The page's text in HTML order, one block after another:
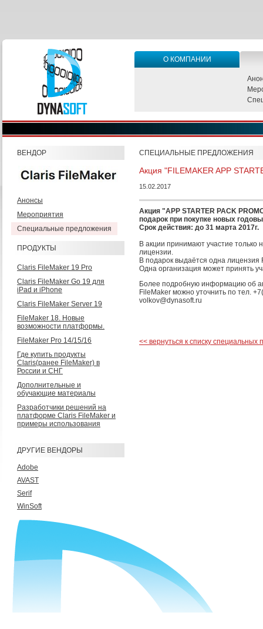
О КОМПАНИИ
ВЕНДОР
Анонсы
Мероприятия
Специальные предложения
ПРОДУКТЫ
Claris FileMaker 19 Pro
Claris FileMaker Go 19 для
iPad и iPhone
Claris FileMaker Server 19
FileMaker 18. Новые
возможности платформы.
FileMaker Pro 14/15/16
Где купить продукты
Claris(ранее FileMaker) в
России и СНГ
Дополнительные и
обучающие материалы
Разработчики решений на
платформе Claris FileMaker и
примеры использования
ДРУГИЕ ВЕНДОРЫ
Adobe
AVAST
Serif
WinSoft
СПЕЦИАЛЬНЫЕ ПРЕДЛОЖЕНИЯ
Акция "FILEMAKER APP
15.02.2017
Акция "APP STARTER PACK
подарок при покупке новых
Срок действия: до 31 марта 2017г.
В акции принимают участие только
лицензии.
В подарок выдаётся одна лицензия
Одна организация может принять
Более подробную информацию об
FileMaker можно уточнить по тел.
volkov@dynasoft.ru
<< вернуться к списку специальных